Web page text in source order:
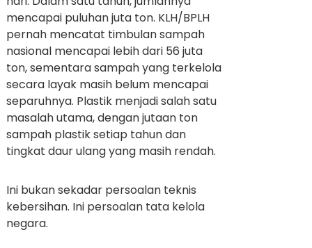
mencapai puluhan juta ton. KLH/BPLH
pernah mencatat timbulan sampah
nasional mencapai lebih dari 56 juta
ton, sementara sampah yang terkelola
secara layak masih belum mencapai
separuhnya. Plastik menjadi salah satu
masalah utama, dengan jutaan ton
sampah plastik setiap tahun dan
tingkat daur ulang yang masih rendah.
Ini bukan sekadar persoalan teknis
kebersihan. Ini persoalan tata kelola
negara.